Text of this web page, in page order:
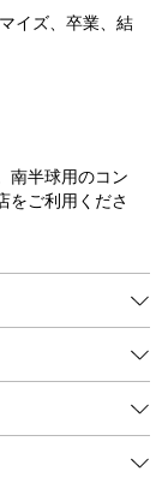
イズ、卒業、結
南半球用のコン
をご利用くださ